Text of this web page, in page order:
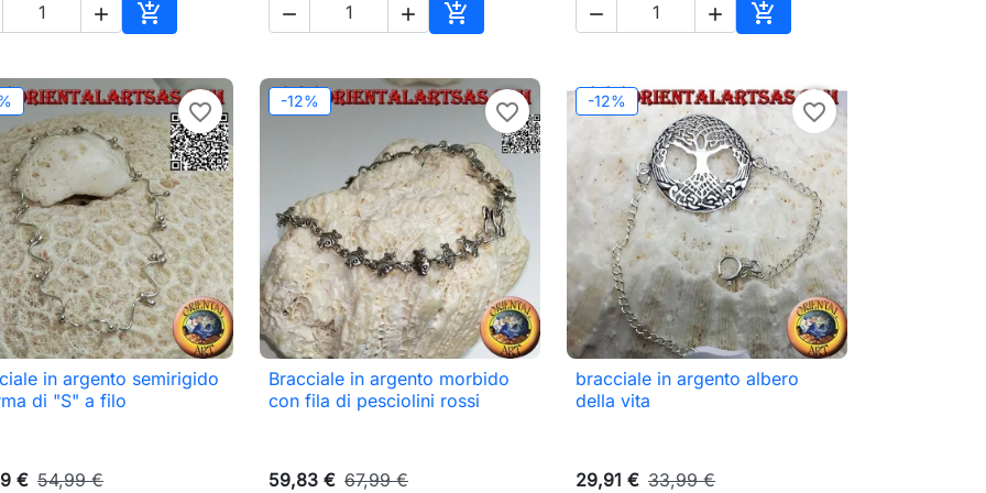
 
Aggiungi al carrello
  
Aggiungi al carrello
  
Aggiungi al carrello
favorite_border
 Anteprima
in argento semirigido
di "S" a filo
€ 54,99 €
-12% favorite_border
 Anteprima
Bracciale in argento morbido
con fila di pesciolini rossi
59,83 € 67,99 €
-12% favorite_border
 Anteprima
bracciale in argento albero
della vita
29,91 € 33,99 €